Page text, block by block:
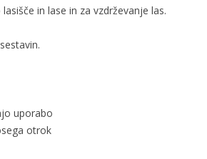
in lase in za vzdrževanje las.
uporabo
otrok